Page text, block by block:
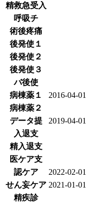
精救急受入
呼吸チ
術後疼痛
後発使１
後発使２
後発使３
バ後使
病棟薬１
2016-04-01
病棟薬２
データ提
2019-04-01
入退支
精入退支
医ケア支
認ケア
2022-02-01
せん妄ケア 2021-01-01
精疾診